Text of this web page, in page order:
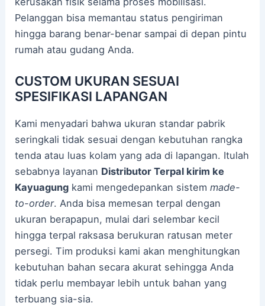
Pelanggan bisa memantau status pengiriman
hingga barang benar-benar sampai di depan pintu
rumah atau gudang Anda.
CUSTOM UKURAN SESUAI
SPESIFIKASI LAPANGAN
Kami menyadari bahwa ukuran standar pabrik
seringkali tidak sesuai dengan kebutuhan rangka
tenda atau luas kolam yang ada di lapangan. Itulah
sebabnya layanan Distributor Terpal kirim ke
Kayuagung kami mengedepankan sistemmade-
to-order. Anda bisa memesan terpal dengan
ukuran berapapun, mulai dari selembar kecil
hingga terpal raksasa berukuran ratusan meter
persegi. Tim produksi kami akan menghitungkan
kebutuhan bahan secara akurat sehingga Anda
tidak perlu membayar lebih untuk bahan yang
terbuang sia-sia.